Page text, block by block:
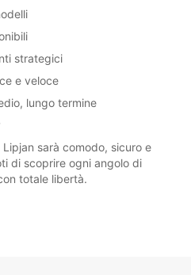
strategici
e veloce
lungo termine
sarà comodo, sicuro e
di scoprire ogni angolo di
totale libertà.